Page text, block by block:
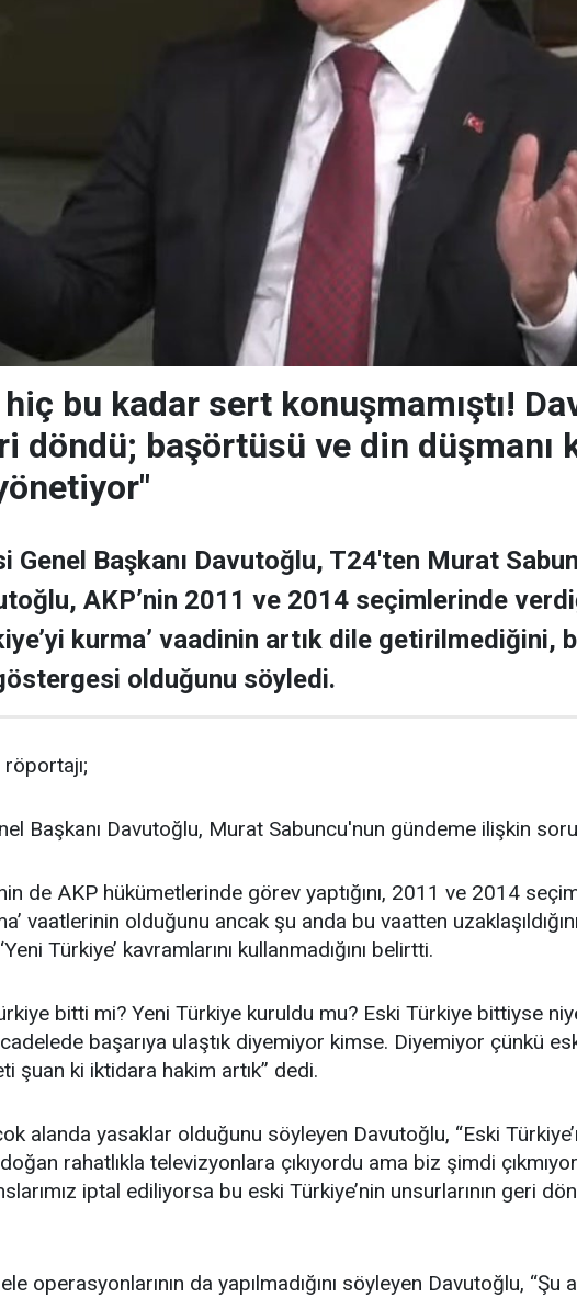
bu kadar sert konuşmamıştı!
döndü; başörtüsü ve din düşmanı
Genel Başkanı Davutoğlu, T24'ten Murat
AKP’nin 2011 ve 2014 seçimlerinde
kurma’ vaadinin artık dile getirilmediğini,
olduğunu söyledi.
Başkanı Davutoğlu, Murat Sabuncu'nun gündeme ilişkin
de AKP hükümetlerinde görev yaptığını, 2011 ve 2014
vaatlerinin olduğunu ancak şu anda bu vaatten
Türkiye’ kavramlarını kullanmadığını belirtti.
bitti mi? Yeni Türkiye kuruldu mu? Eski Türkiye bittiyse
başarıya ulaştık diyemiyor kimse. Diyemiyor çünkü
şuan ki iktidara hakim artık” dedi.
alanda yasaklar olduğunu söyleyen Davutoğlu, “Eski
rahatlıkla televizyonlara çıkıyordu ama biz şimdi
iptal ediliyorsa bu eski Türkiye’nin unsurlarının geri
operasyonlarının da yapılmadığını söyleyen Davutoğlu,